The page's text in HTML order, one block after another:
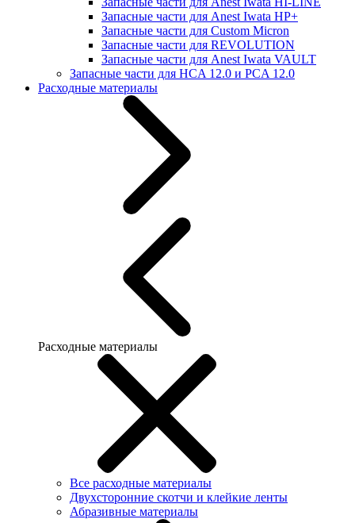
Запасные части для Anest Iwata HP+
Запасные части для Custom Micron
Запасные части для REVOLUTION
Запасные части для Anest Iwata VAULT
Запасные части для HCA 12.0 и PCA 12.0
Расходные материалы
Расходные материалы
Все расходные материалы
Двухсторонние скотчи и клейкие ленты
Абразивные материалы